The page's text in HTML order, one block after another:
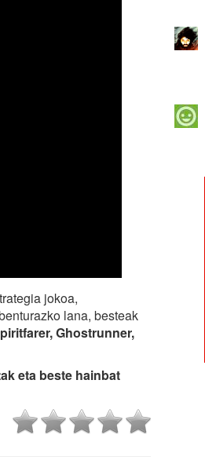
jokoa,
lana, besteak
Ghostrunner,
eta beste hainbat